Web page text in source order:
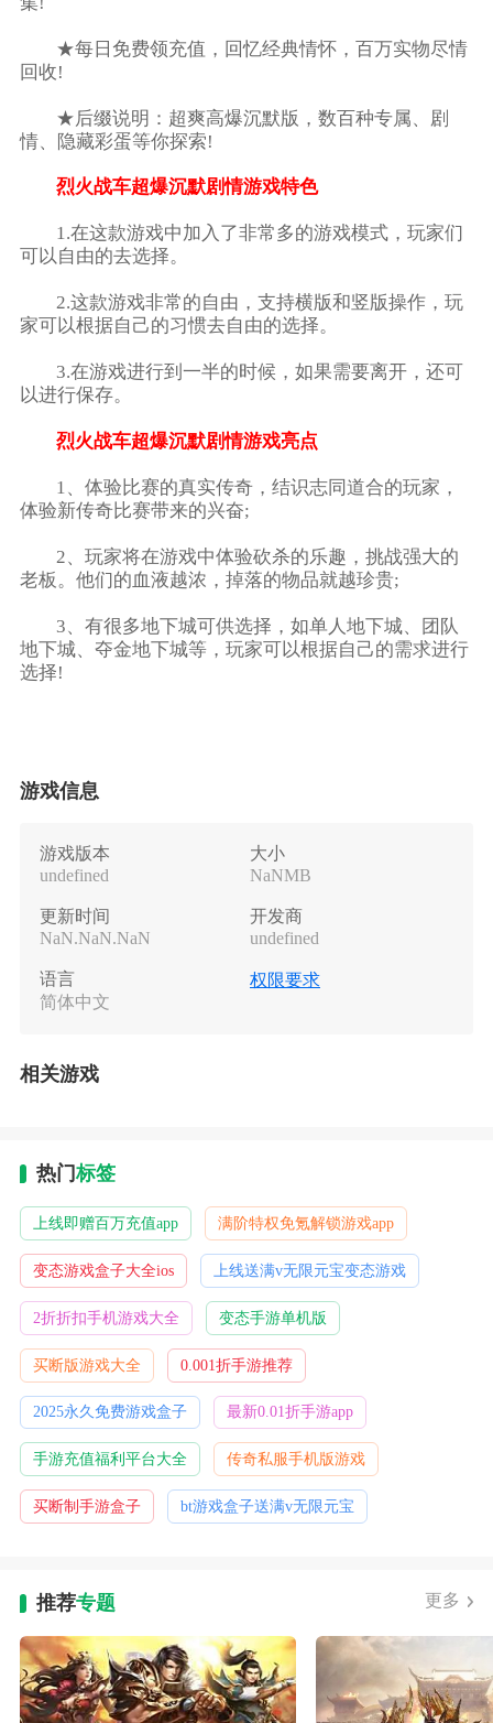
★每日免费领充值，回忆经典情怀，百万实物尽情
回收!
★后缀说明：超爽高爆沉默版，数百种专属、剧
情、隐藏彩蛋等你探索!
烈火战车超爆沉默剧情游戏特色
1.在这款游戏中加入了非常多的游戏模式，玩家们
可以自由的去选择。
2.这款游戏非常的自由，支持横版和竖版操作，玩
家可以根据自己的习惯去自由的选择。
3.在游戏进行到一半的时候，如果需要离开，还可
以进行保存。
烈火战车超爆沉默剧情游戏亮点
1、体验比赛的真实传奇，结识志同道合的玩家，
体验新传奇比赛带来的兴奋;
2、玩家将在游戏中体验砍杀的乐趣，挑战强大的
老板。他们的血液越浓，掉落的物品就越珍贵;
3、有很多地下城可供选择，如单人地下城、团队
地下城、夺金地下城等，玩家可以根据自己的需求进行
选择!
游戏信息
游戏版本
undefined
大小
NaNMB
更新时间
NaN.NaN.NaN
开发商
undefined
语言
简体中文
权限要求
相关游戏
热门标签
上线即赠百万充值app 满阶特权免氪解锁游戏app
变态游戏盒子大全ios 上线送满v无限元宝变态游戏
2折折扣手机游戏大全 变态手游单机版
买断版游戏大全 0.001折手游推荐
2025永久免费游戏盒子 最新0.01折手游app
手游充值福利平台大全 传奇私服手机版游戏
买断制手游盒子 bt游戏盒子送满v无限元宝
推荐专题 更多